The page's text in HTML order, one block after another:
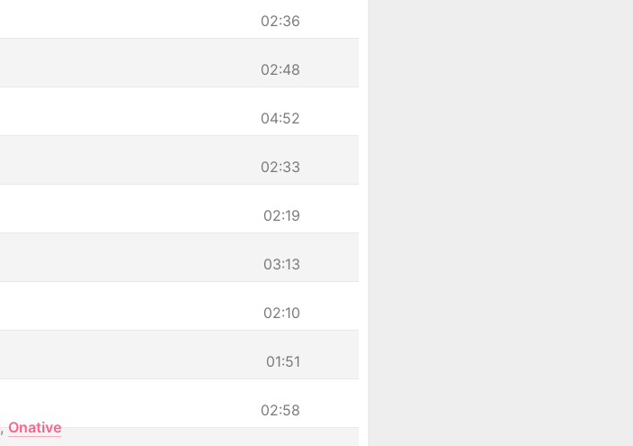
02:36
02:48
04:52
02:33
02:19
03:13
02:10
01:51
02:58
, Onative